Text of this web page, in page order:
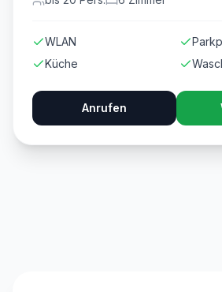
WLAN
Küche
Anrufen